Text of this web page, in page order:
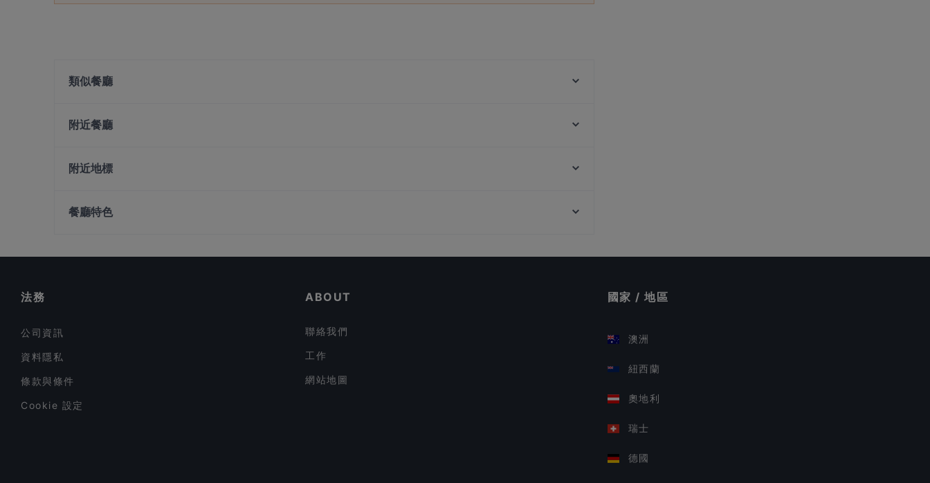
類似餐廳
FYP (For You People) Cafe - Orchard Central
Fire Ramen & Izakaya by Menbaka - The Centrepoint
5:59+ Cafe & Bistro
附近餐廳
The Kind Bowl - Killiney
Yakiniku Jan Jan restaurant
附近地標
餐廳特色
在 新加坡 的 休閒餐廳
在 新加坡 的 親子友善餐廳
法務
公司資訊
資料隱私
條款與條件
Cookie 設定
ABOUT
聯絡我們
工作
網站地圖
國家 / 地區
澳洲
紐西蘭
奧地利
瑞士
德國